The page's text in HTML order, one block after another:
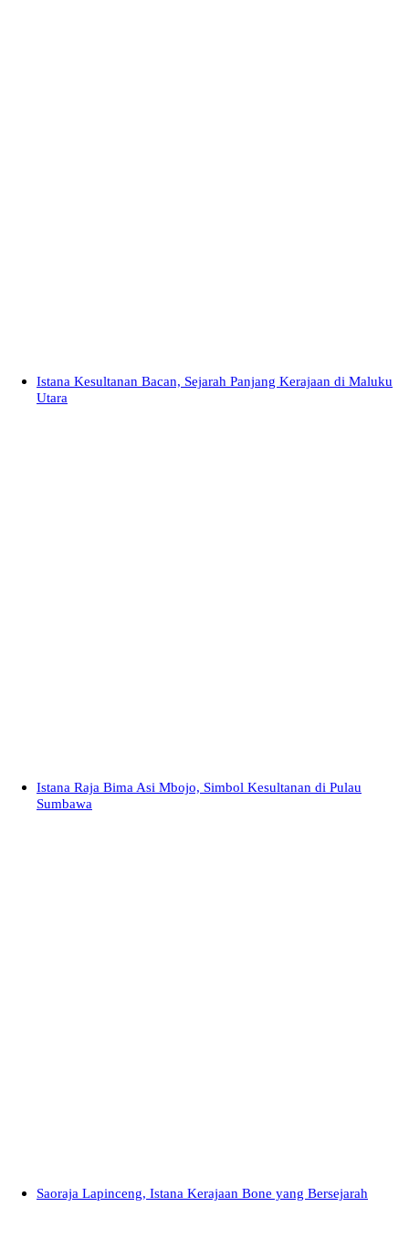
Istana Kesultanan Bacan, Sejarah Panjang Kerajaan di Maluku
Utara
Istana Raja Bima Asi Mbojo, Simbol Kesultanan di Pulau
Sumbawa
Saoraja Lapinceng, Istana Kerajaan Bone yang Bersejarah